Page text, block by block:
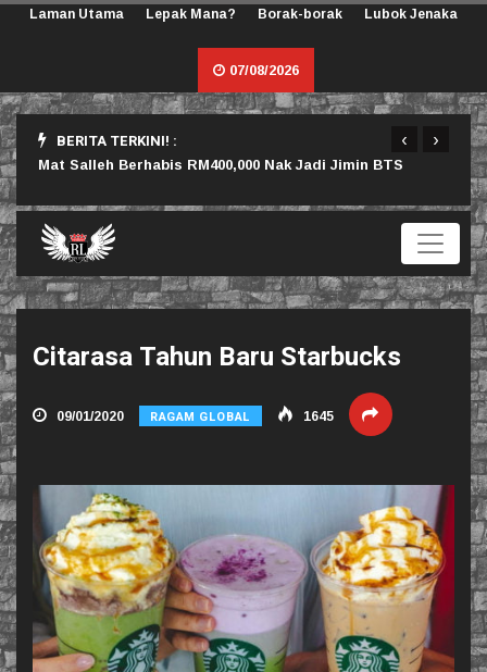
Laman Utama Lepak Mana? Borak-borak Lubok Jenaka
07/08/2026
BERITA TERKINI! :
Mat Salleh Berhabis RM400,000 Nak Jadi Jimin BTS
‹ ›
Citarasa Tahun Baru Starbucks
09/01/2020 RAGAM GLOBAL 1645